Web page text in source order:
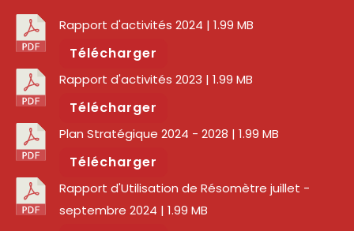
Rapport d'activités 2024 | 1.99 MB
Télécharger
Rapport d'activités 2023 | 1.99 MB
Télécharger
Plan Stratégique 2024 - 2028 | 1.99 MB
Télécharger
Rapport d'Utilisation de Résomètre juillet -
septembre 2024 | 1.99 MB